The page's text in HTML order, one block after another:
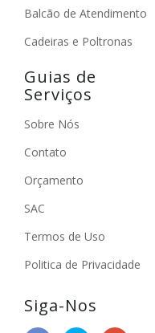
Balcão de Atendimento
Cadeiras e Poltronas
Guias de
Serviços
Sobre Nós
Contato
Orçamento
SAC
Termos de Uso
Politica de Privacidade
Siga-Nos